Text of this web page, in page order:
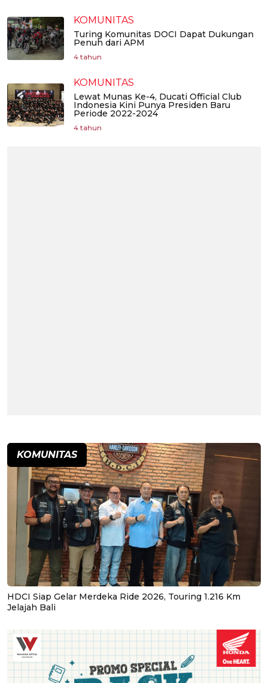
KOMUNITAS
Turing Komunitas DOCI Dapat Dukungan
Penuh dari APM
4 tahun
KOMUNITAS
Lewat Munas Ke-4, Ducati Official Club
Indonesia Kini Punya Presiden Baru
Periode 2022-2024
4 tahun
KOMUNITAS
HDCI Siap Gelar Merdeka Ride 2026, Touring 1.216 Km
Jelajah Bali